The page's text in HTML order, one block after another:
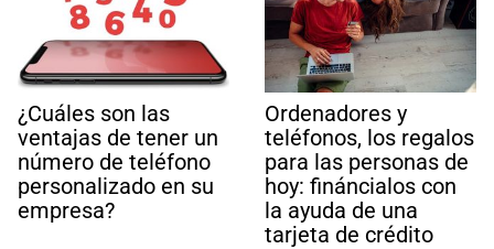
¿Cuáles son las
ventajas de tener un
número de teléfono
personalizado en su
empresa?
Ordenadores y
teléfonos, los regalos
para las personas de
hoy: fináncialos con
la ayuda de una
tarjeta de crédito